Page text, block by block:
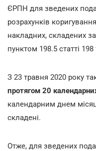
ЄРПН для зведених
розрахунків
накладних, складених
пунктом 198.5 статті
З 23 травня 2020 року
протягом 20
календарним днем
складені.
Отже, для зведених